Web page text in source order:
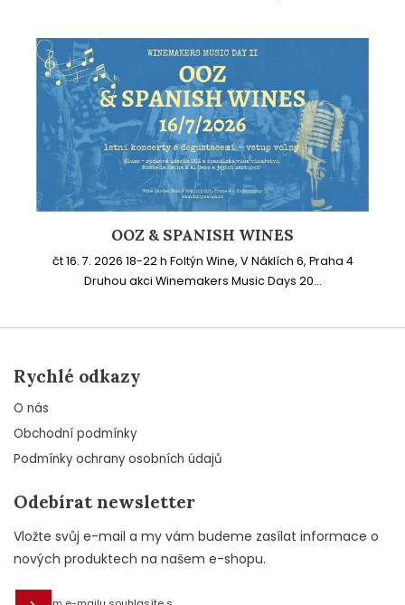
OOZ & SPANISH WINES
čt 16. 7. 2026 18-22 h Foltýn Wine, V Náklích 6, Praha 4
Druhou akci Winemakers Music Days 20...
Rychlé odkazy
O nás
Obchodní podmínky
Podmínky ochrany osobních údajů
Odebírat newsletter
Vložte svůj e-mail a my vám budeme zasílat informace o
nových produktech na našem e-shopu.